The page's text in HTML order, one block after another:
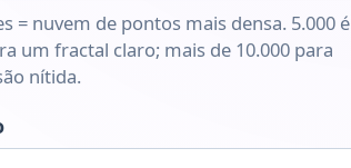
= nuvem de pontos mais densa. 5.000 é
um fractal claro; mais de 10.000 para
nítida.